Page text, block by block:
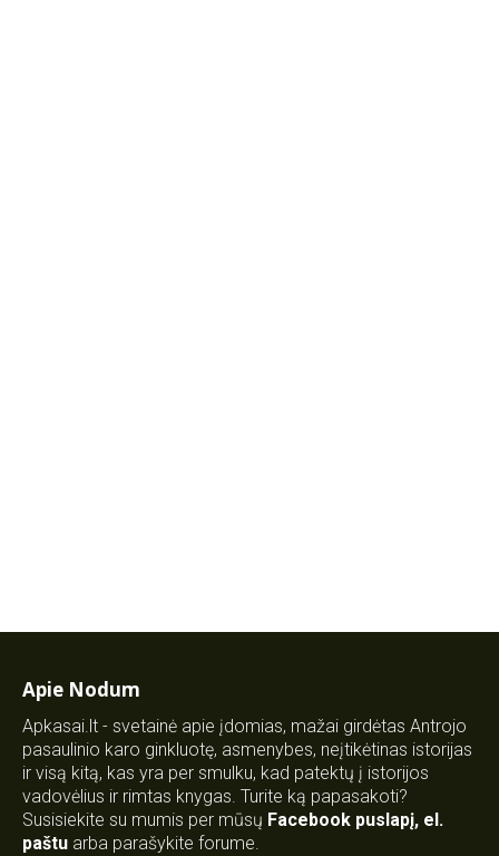
Apie Nodum
Apkasai.lt - svetainė apie įdomias, mažai girdėtas Antrojo
pasaulinio karo ginkluotę, asmenybes, neįtikėtinas istorijas
ir visą kitą, kas yra per smulku, kad patektų į istorijos
vadovėlius ir rimtas knygas. Turite ką papasakoti?
Susisiekite su mumis per mūsų Facebook puslapį, el.
paštu arba parašykite forume.